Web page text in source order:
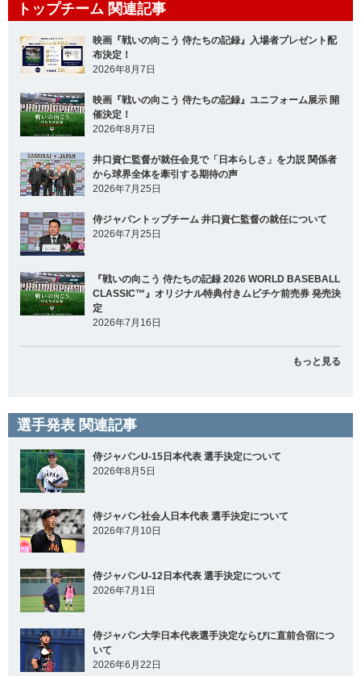
トップチーム 関連記事
映画『戦いの向こう 侍たちの記録』入場者プレゼント配
布決定！
2026年8月7日
映画『戦いの向こう 侍たちの記録』ユニフォーム展示 開
催決定！
2026年8月7日
井口資仁監督が就任会見で「日本らしさ」を力説 関係者
から球界全体を牽引する期待の声
2026年7月25日
侍ジャパントップチーム 井口資仁監督の就任について
2026年7月25日
『戦いの向こう 侍たちの記録 2026 WORLD BASEBALL
CLASSIC™』オリジナル特典付きムビチケ前売券 発売決
定
2026年7月16日
もっと見る
選手発表 関連記事
侍ジャパンU-15日本代表 選手決定について
2026年8月5日
侍ジャパン社会人日本代表 選手決定について
2026年7月10日
侍ジャパンU-12日本代表 選手決定について
2026年7月1日
侍ジャパン大学日本代表選手決定ならびに直前合宿につ
いて
2026年6月22日